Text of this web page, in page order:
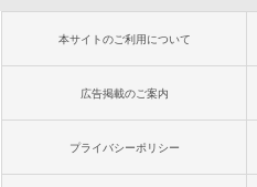
本サイトのご利用について
広告掲載のご案内
プライバシーポリシー